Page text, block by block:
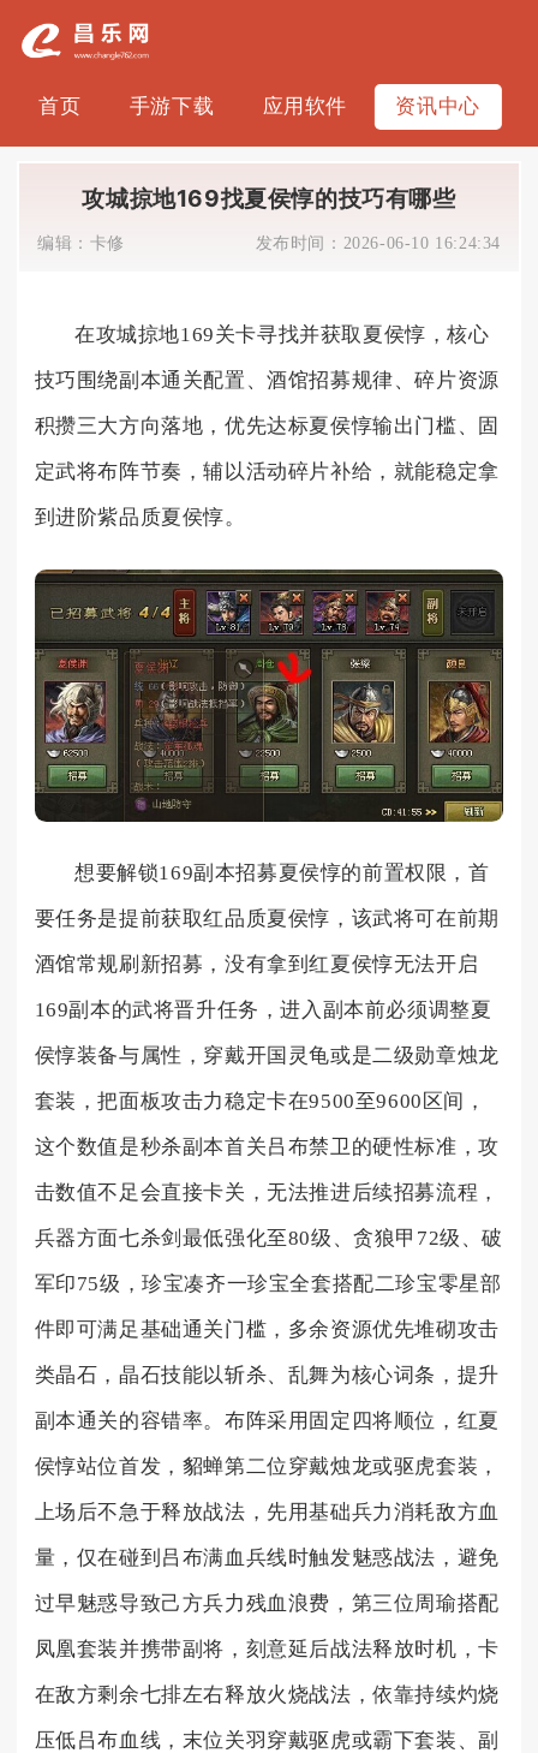
首页 手游下载 应用软件 资讯中心
攻城掠地169找夏侯惇的技巧有哪些
编辑： 卡修 发布时间： 2026-06-10 16:24:34
在攻城掠地169关卡寻找并获取夏侯惇，核心
技巧围绕副本通关配置、酒馆招募规律、碎片资源
积攒三大方向落地，优先达标夏侯惇输出门槛、固
定武将布阵节奏，辅以活动碎片补给，就能稳定拿
到进阶紫品质夏侯惇。
想要解锁169副本招募夏侯惇的前置权限，首
要任务是提前获取红品质夏侯惇，该武将可在前期
酒馆常规刷新招募，没有拿到红夏侯惇无法开启
169副本的武将晋升任务，进入副本前必须调整夏
侯惇装备与属性，穿戴开国灵龟或是二级勋章烛龙
套装，把面板攻击力稳定卡在9500至9600区间，
这个数值是秒杀副本首关吕布禁卫的硬性标准，攻
击数值不足会直接卡关，无法推进后续招募流程，
兵器方面七杀剑最低强化至80级、贪狼甲72级、破
军印75级，珍宝凑齐一珍宝全套搭配二珍宝零星部
件即可满足基础通关门槛，多余资源优先堆砌攻击
类晶石，晶石技能以斩杀、乱舞为核心词条，提升
副本通关的容错率。布阵采用固定四将顺位，红夏
侯惇站位首发，貂蝉第二位穿戴烛龙或驱虎套装，
上场后不急于释放战法，先用基础兵力消耗敌方血
量，仅在碰到吕布满血兵线时触发魅惑战法，避免
过早魅惑导致己方兵力残血浪费，第三位周瑜搭配
凤凰套装并携带副将，刻意延后战法释放时机，卡
在敌方剩余七排左右释放火烧战法，依靠持续灼烧
压低吕布血线，末位关羽穿戴驱虎或霸下套装、副